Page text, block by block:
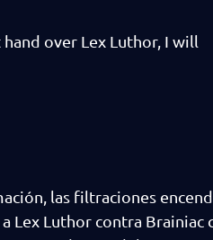
over Lex Luthor, I will
las filtraciones
Lex Luthor contra Brainiac